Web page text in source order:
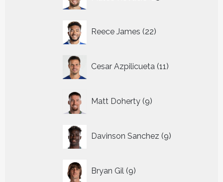
producten
Reece James 22
producten
Cesar Azpilicueta 11
producten
Matt Doherty 9
producten
Davinson Sanchez 9
producten
Bryan Gil 9
producten